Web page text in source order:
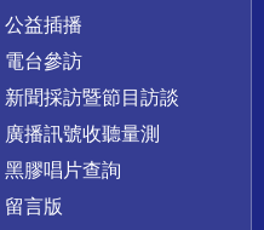
公益插播
電台參訪
新聞採訪暨節目訪談
廣播訊號收聽量測
黑膠唱片查詢
留言版